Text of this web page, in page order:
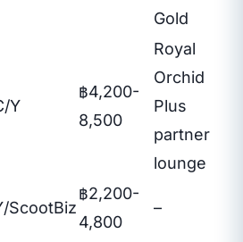
Gold
Y
฿4,200-
8,500
Royal
Orchid
Plus
partner
lounge
ScootBiz
฿2,200-
4,800
–